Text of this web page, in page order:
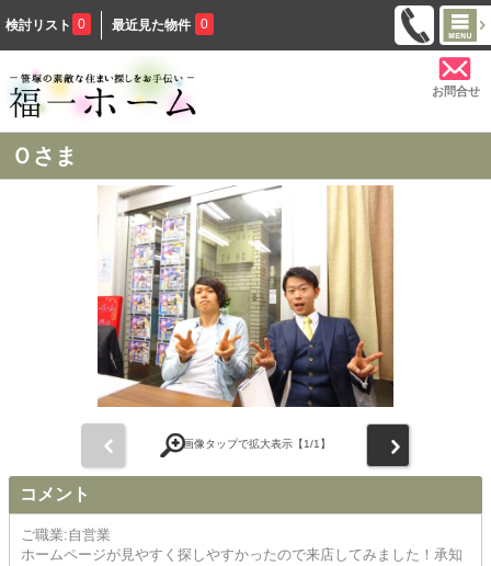
検討リスト 0 最近見た物件 0
お問合せ
Ｏさま
画像タップで拡大表示【1/1】
コメント
ご職業:自営業
ホームページが見やすく探しやすかったので来店してみました！承知